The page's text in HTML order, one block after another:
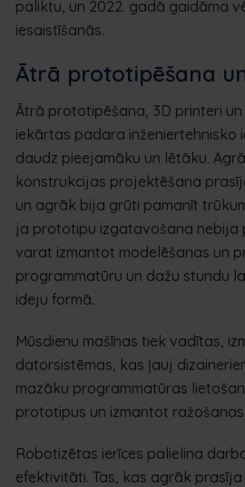
paliktu, un 2022. gadā gaidāma
iesaistīšanās.
Ātrā prototipēšana
Ātrā prototipēšana, 3D printeri un
iekārtas padara inženiertehnisko
daudz pieejamāku un lētāku.
konstrukcijas projektēšana
un agrāk bija grūti pamanīt
ja prototipu izgatavošana nebija
varat izmantot modelēšanas un
programmatūru un dažu stundu
ideju formā.
Mūsdienu mašīnas tiek vadītas,
datorsistēmas, kas ļauj
mazāku programmatūras
prototipus un izmantot ražošanas
Robotizētas ierīces palielina
efektivitāti. Tas, kas agrāk